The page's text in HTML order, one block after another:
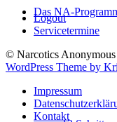
Das NA-
Logout
Servicetermine
© Narcotics
WordPress Theme by
Impressum
Kontakt